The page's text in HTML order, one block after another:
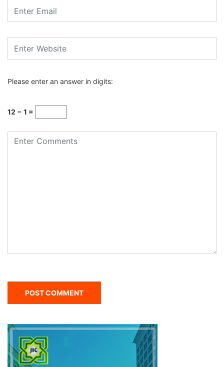
Please enter an answer in digits:
12 − 1 =